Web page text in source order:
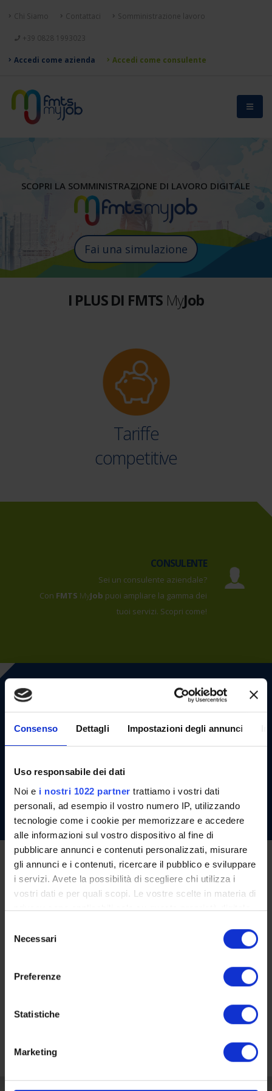
Consenso Dettagli Impostazioni degli annunci
Uso responsabile dei dati
Noi e i nostri 1022 partner trattiamo i vostri dati
personali, ad esempio il vostro numero IP, utilizzando
tecnologie come i cookie per memorizzare e accedere
alle informazioni sul vostro dispositivo al fine di
pubblicare annunci e contenuti personalizzati, misurare
gli annunci e i contenuti, ricercare il pubblico e sviluppare
i servizi. Avete la possibilità di scegliere chi utilizza i
vostri dati e per quali scopi. Le vostre scelte in materia di
privacy sono applicabili solo su questa proprietà digitale
modificare o revocare il proprio consenso in qualsiasi
momento dalla Dichiarazione sui cookie o facendo clic
raccogliere informazioni sulla tua posizione
geografica, con un'approssimazione di qualche
Identificare il tuo dispositivo, scansionandolo
delNecessari
Preferenze
Statistiche
Marketing
Chi Siamo Contattaci Somministrazione lavoro
+39 0828 1993023
Accedi come azienda Accedi come consulente
SCOPRI LA SOMMINISTRAZIONE DI LAVORO DIGITALE
Fai una simulazione
I PLUS DI FMTS MyJob
Tariffe
competitive
CONSULENTE
Sei un consulente aziendale?
Con FMTS MyJob puoi ampliare la gamma dei
tuoi servizi. Scopri come!
AZIENDA
ConFMTSMyJob
un semplice click. Scopri come!